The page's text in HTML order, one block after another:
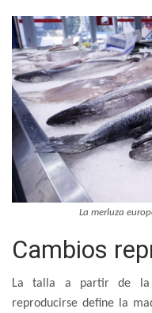
La merluza
Cambios
La talla a partir de la
reproducirse define la